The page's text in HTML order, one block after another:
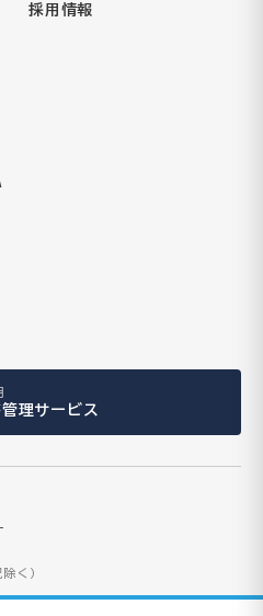
採用情報
理サービス
く）